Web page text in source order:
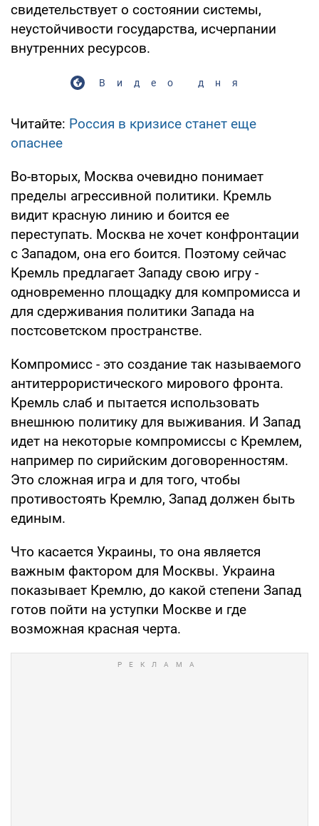
свидетельствует о состоянии системы,
неустойчивости государства, исчерпании
внутренних ресурсов.
Видео дня
Читайте: Россия в кризисе станет еще
опаснее
Во-вторых, Москва очевидно понимает
пределы агрессивной политики. Кремль
видит красную линию и боится ее
переступать. Москва не хочет конфронтации
с Западом, она его боится. Поэтому сейчас
Кремль предлагает Западу свою игру -
одновременно площадку для компромисса и
для сдерживания политики Запада на
постсоветском пространстве.
Компромисс - это создание так называемого
антитеррористического мирового фронта.
Кремль слаб и пытается использовать
внешнюю политику для выживания. И Запад
идет на некоторые компромиссы с Кремлем,
например по сирийским договоренностям.
Это сложная игра и для того, чтобы
противостоять Кремлю, Запад должен быть
единым.
Что касается Украины, то она является
важным фактором для Москвы. Украина
показывает Кремлю, до какой степени Запад
готов пойти на уступки Москве и где
возможная красная черта.